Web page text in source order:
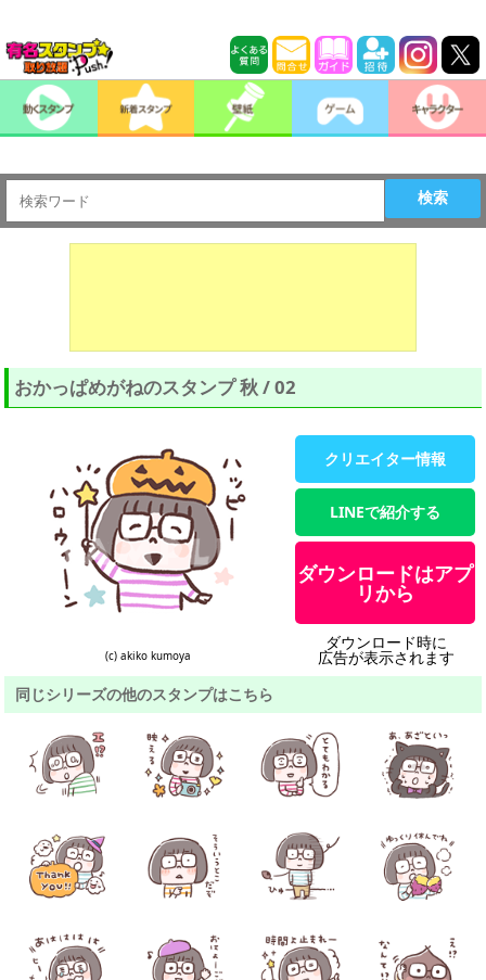
検索
おかっぱめがねのスタンプ 秋 / 02
(c) akiko kumoya
クリエイター情報
LINEで紹介する
ダウンロードはアプ
リから
ダウンロード時に
広告が表示されます
同じシリーズの他のスタンプはこちら